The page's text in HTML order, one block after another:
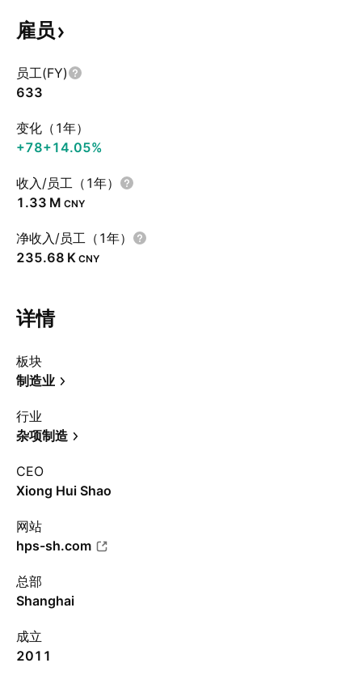
雇员
员工(FY)
633
变化（1年）
+78+14.05%
收入/员工（1年）
‪1.33 M‬ CNY
净收入/员工（1年）
‪235.68 K‬ CNY
详情
板块
制造业
行业
杂项制造
CEO
Xiong Hui Shao
网站
hps-sh.com
总部
Shanghai
成立
2011